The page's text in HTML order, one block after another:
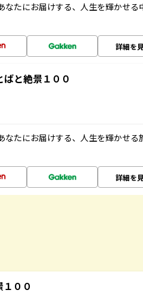
たにお届けする、人生を輝かせる
詳細を
と絶景１００
たにお届けする、人生を輝かせる
詳細を
００